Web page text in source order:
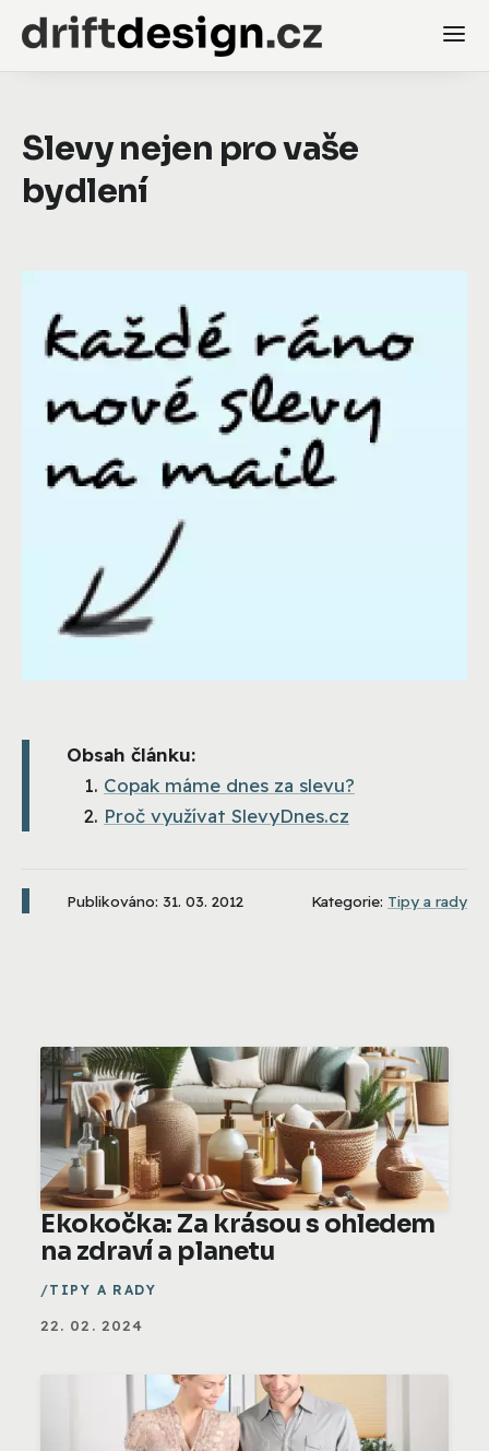
Slevy nejen pro vaše
bydlení
Obsah článku:
Copak máme dnes za slevu?
Proč využívat SlevyDnes.cz
Publikováno: 31. 03. 2012 Kategorie: Tipy a rady
Ekokočka: Za krásou s ohledem
na zdraví a planetu
TIPY A RADY
22. 02. 2024